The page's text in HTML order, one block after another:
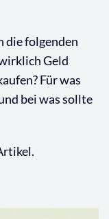
die folgenden
Geld
Für was
bei was sollte